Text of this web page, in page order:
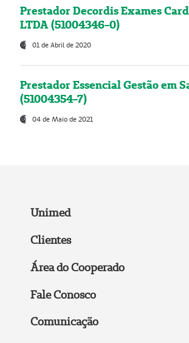
Prestador Decordis Exames
LTDA (51004346-0)
01 de Abril de 2020
Prestador Essencial Gestão em
(51004354-7)
04 de Maio de 2021
Unimed
Clientes
Área do Cooperado
Fale Conosco
Comunicação